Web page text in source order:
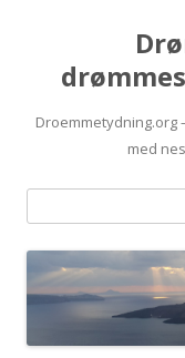
Droemmetydning.org
med
søk: